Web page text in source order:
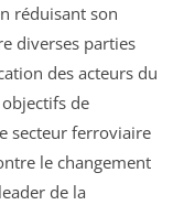
réduisant son
diverses parties
des acteurs du
de
secteur ferroviaire
le changement
de la